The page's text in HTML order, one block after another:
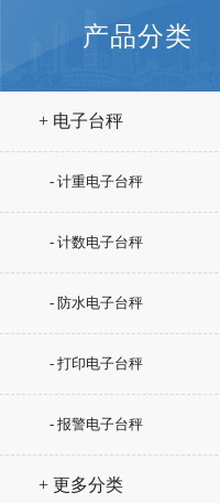
产品分类
+ 电子台秤
- 计重电子台秤
- 计数电子台秤
- 防水电子台秤
- 打印电子台秤
- 报警电子台秤
+ 更多分类